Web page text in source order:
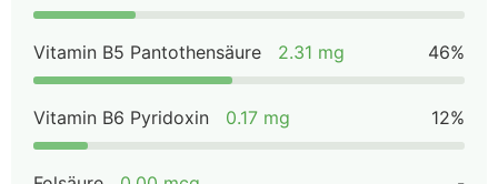
Vitamin B5 Pantothensäure 2.31 mg 46%
Vitamin B6 Pyridoxin 0.17 mg 12%